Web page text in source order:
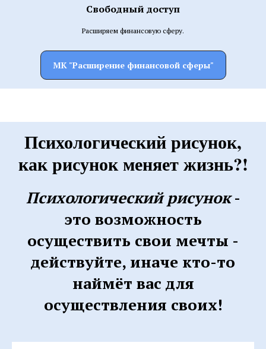
Свободный доступ
Расширяем финансовую сферу.
МК "Расширение финансовой сферы"
Психологический рисунок,
как рисунок меняет жизнь?!
Психологический рисунок-
это возможность
осуществить свои мечты -
действуйте, иначе кто-то
наймёт вас для
осуществления своих!